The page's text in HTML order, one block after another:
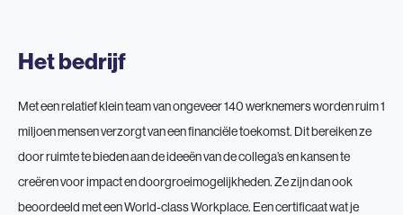
Het bedrijf
Met een relatief klein team van ongeveer 140 werknemers worden ruim 1
miljoen mensen verzorgt van een financiële toekomst. Dit bereiken ze
door ruimte te bieden aan de ideeën van de collega’s en kansen te
creëren voor impact en doorgroeimogelijkheden. Ze zijn dan ook
beoordeeld met een World-class Workplace. Een certificaat wat je